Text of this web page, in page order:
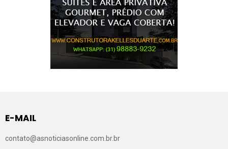
E-MAIL
contato@asnoticiasonline.com.br.br